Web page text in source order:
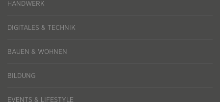
HANDWERK
DIGITALES & TECHNIK
BAUEN & WOHNEN
BILDUNG
EVENTS & LIFESTYLE